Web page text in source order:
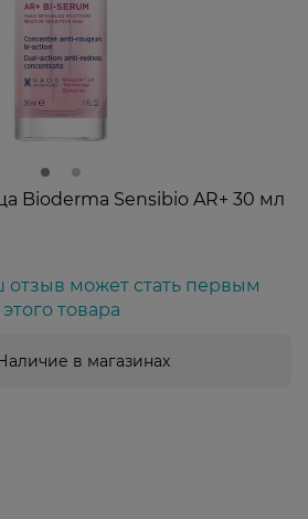
Bioderma Sensibio AR+ 30 мл
отзыв может стать первым
товара
в магазинах